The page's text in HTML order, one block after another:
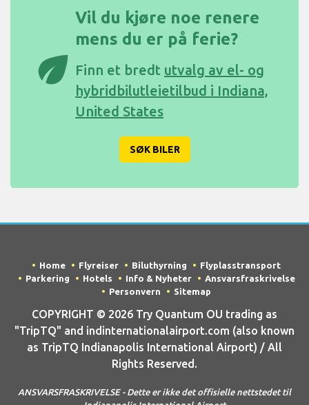
eco
Vil du kjøre noe renere
mens du er på ferie?
Finn et bredt utvalg av el- og
hybridbilutleietilbud i Indiana,
United States
SØK BILER
Home Flyreiser Biluthyrning
Flyplasstransport
Parkering
Hotels Info & Nyheter
Ansvarsfraskrivelse
Personvern
Sitemap
COPYRIGHT © 2026 Try Quantum OU trading as
"TripTQ" and indinternationalairport.com (also known
as TripTQ Indianapolis International Airport) / All
Rights Reserved.
ANSVARSFRASKRIVELSE - Dette er ikke det offisielle nettstedet til